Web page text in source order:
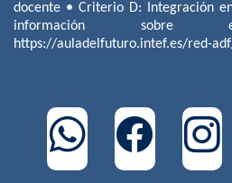
docente • Criterio D: Integración
información sobre el
https://auladelfuturo.intef.es/red-